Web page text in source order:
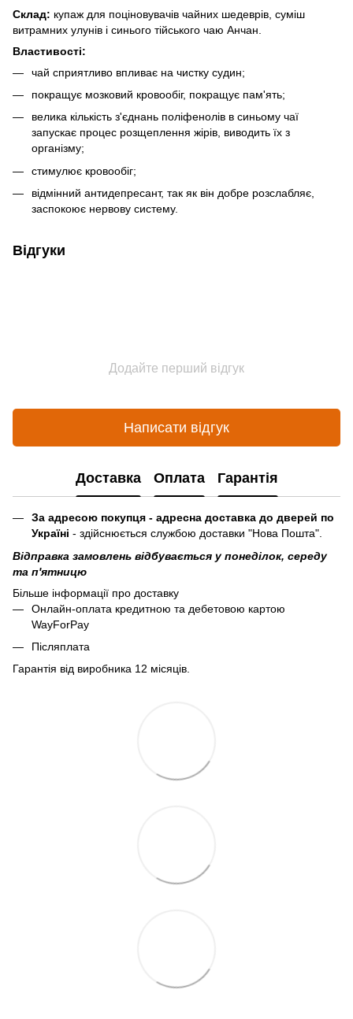
Склад: купаж для поціновувачів чайних шедеврів, суміш
витрамних улунів і синього тійського чаю Анчан.
Властивості:
чай сприятливо впливає на чистку судин;
покращує мозковий кровообіг, покращує пам'ять;
велика кількість з'єднань поліфенолів в синьому чаї
запускає процес розщеплення жірів, виводить їх з
організму;
стимулює кровообіг;
відмінний антидепресант, так як він добре розслабляє,
заспокоює нервову систему.
Відгуки
Додайте перший відгук
Написати відгук
Доставка Оплата Гарантія
За адресою покупця - адресна доставка до дверей по
Україні - здійснюється службою доставки "Нова Пошта".
Відправка замовлень відбувається у понеділок, середу
та п'ятницю
Більше інформації про доставку
Онлайн-оплата кредитною та дебетовою картою
WayForPay
Післяплата
Гарантія від виробника 12 місяців.